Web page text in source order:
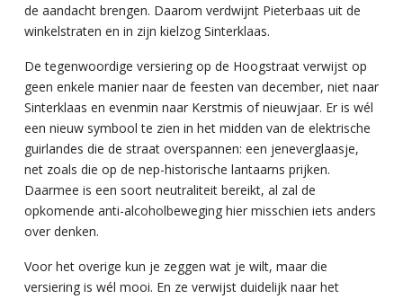
de aandacht brengen. Daarom verdwijnt Pieterbaas uit de
winkelstraten en in zijn kielzog Sinterklaas.
De tegenwoordige versiering op de Hoogstraat verwijst op
geen enkele manier naar de feesten van december, niet naar
Sinterklaas en evenmin naar Kerstmis of nieuwjaar. Er is wél
een nieuw symbool te zien in het midden van de elektrische
guirlandes die de straat overspannen: een jeneverglaasje,
net zoals die op de nep-historische lantaarns prijken.
Daarmee is een soort neutraliteit bereikt, al zal de
opkomende anti-alcoholbeweging hier misschien iets anders
over denken.
Voor het overige kun je zeggen wat je wilt, maar die
versiering is wél mooi. En ze verwijst duidelijk naar het